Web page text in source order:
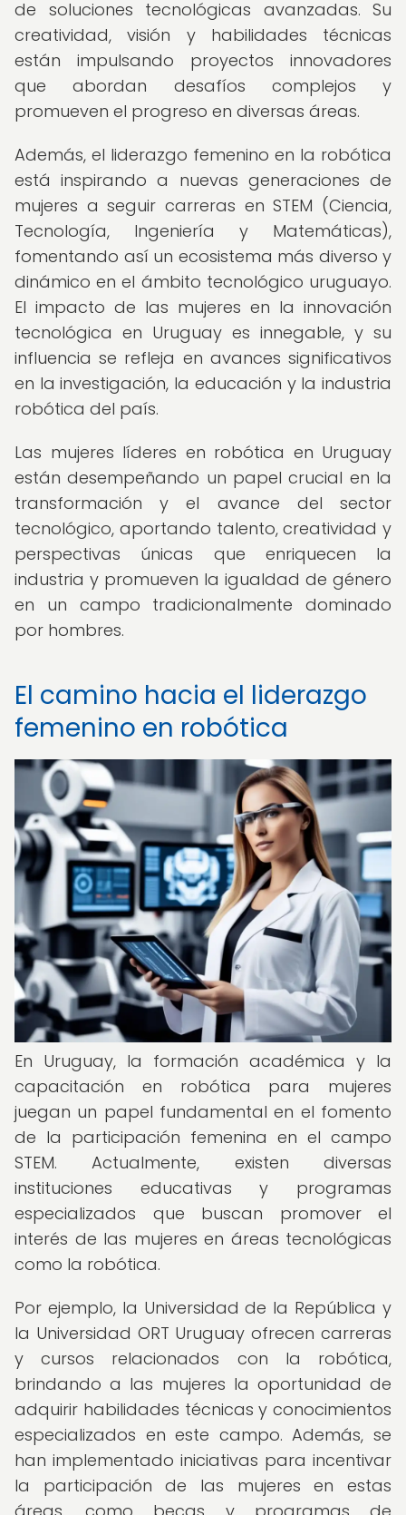
de soluciones tecnológicas avanzadas. Su
creatividad, visión y habilidades técnicas
están impulsando proyectos innovadores
que abordan desafíos complejos y
promueven el progreso en diversas áreas.
Además, el liderazgo femenino en la robótica
está inspirando a nuevas generaciones de
mujeres a seguir carreras en STEM (Ciencia,
Tecnología, Ingeniería y Matemáticas),
fomentando así un ecosistema más diverso y
dinámico en el ámbito tecnológico uruguayo.
El impacto de las mujeres en la innovación
tecnológica en Uruguay es innegable, y su
influencia se refleja en avances significativos
en la investigación, la educación y la industria
robótica del país.
Las mujeres líderes en robótica en Uruguay
están desempeñando un papel crucial en la
transformación y el avance del sector
tecnológico, aportando talento, creatividad y
perspectivas únicas que enriquecen la
industria y promueven la igualdad de género
en un campo tradicionalmente dominado
por hombres.
El camino hacia el liderazgo
femenino en robótica
En Uruguay, la formación académica y la
capacitación en robótica para mujeres
juegan un papel fundamental en el fomento
de la participación femenina en el campo
STEM. Actualmente, existen diversas
instituciones educativas y programas
especializados que buscan promover el
interés de las mujeres en áreas tecnológicas
como la robótica.
Por ejemplo, la Universidad de la República y
la Universidad ORT Uruguay ofrecen carreras
y cursos relacionados con la robótica,
brindando a las mujeres la oportunidad de
adquirir habilidades técnicas y conocimientos
especializados en este campo. Además, se
han implementado iniciativas para incentivar
la participación de las mujeres en estas